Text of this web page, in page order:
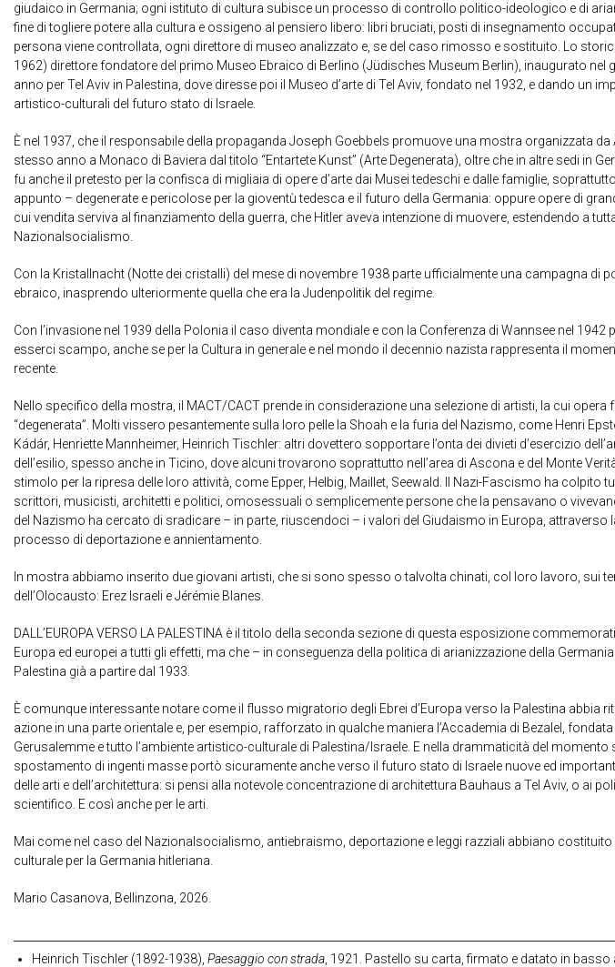
giudaico in Germania; ogni istituto di cultura subisce un processo di controllo politico-ideologico e di
fine di togliere potere alla cultura e ossigeno al pensiero libero: libri bruciati, posti di insegnamento
persona viene controllata, ogni direttore di museo analizzato e, se del caso rimosso e sostituito. Lo
1962) direttore fondatore del primo Museo Ebraico di Berlino (Jüdisches Museum Berlin), inaugurato nel
anno per Tel Aviv in Palestina, dove diresse poi il Museo d’arte di Tel Aviv, fondato nel 1932, e dando un
artistico-culturali del futuro stato di Israele.
È nel 1937, che il responsabile della propaganda Joseph Goebbels promuove una mostra organizzata da
stesso anno a Monaco di Baviera dal titolo “Entartete Kunst” (Arte Degenerata), oltre che in altre sedi in
fu anche il pretesto per la confisca di migliaia di opere d’arte dai Musei tedeschi e dalle famiglie,
appunto – degenerate e pericolose per la gioventù tedesca e il futuro della Germania: oppure opere di
cui vendita serviva al finanziamento della guerra, che Hitler aveva intenzione di muovere, estendendo a
Nazionalsocialismo.
Con la Kristallnacht (Notte dei cristalli) del mese di novembre 1938 parte ufficialmente una campagna di
ebraico, inasprendo ulteriormente quella che era la Judenpolitik del regime.
Con l’invasione nel 1939 della Polonia il caso diventa mondiale e con la Conferenza di Wannsee nel 1942
esserci scampo, anche se per la Cultura in generale e nel mondo il decennio nazista rappresenta il
recente.
Nello specifico della mostra, il MACT/CACT prende in considerazione una selezione di artisti, la cui
“degenerata”. Molti vissero pesantemente sulla loro pelle la Shoah e la furia del Nazismo, come Henri
Kádár, Henriette Mannheimer, Heinrich Tischler: altri dovettero sopportare l’onta dei divieti d’esercizio
dell’esilio, spesso anche in Ticino, dove alcuni trovarono soprattutto nell’area di Ascona e del Monte
stimolo per la ripresa delle loro attività, come Epper, Helbig, Maillet, Seewald. Il Nazi-Fascismo ha colpito
scrittori, musicisti, architetti e politici, omosessuali o semplicemente persone che la pensavano o
del Nazismo ha cercato di sradicare – in parte, riuscendoci – i valori del Giudaismo in Europa, attraverso
processo di deportazione e annientamento.
In mostra abbiamo inserito due giovani artisti, che si sono spesso o talvolta chinati, col loro lavoro, sui
dell’Olocausto: Erez Israeli e Jérémie Blanes.
DALL’EUROPA VERSO LA PALESTINA è il titolo della seconda sezione di questa esposizione
Europa ed europei a tutti gli effetti, ma che – in conseguenza della politica di arianizzazione della
Palestina già a partire dal 1933.
È comunque interessante notare come il flusso migratorio degli Ebrei d’Europa verso la Palestina abbia
azione in una parte orientale e, per esempio, rafforzato in qualche maniera l’Accademia di Bezalel,
Gerusalemme e tutto l’ambiente artistico-culturale di Palestina/Israele. E nella drammaticità del
spostamento di ingenti masse portò sicuramente anche verso il futuro stato di Israele nuove ed
delle arti e dell’architettura: si pensi alla notevole concentrazione di architettura Bauhaus a Tel Aviv, o ai
scientifico. E così anche per le arti.
Mai come nel caso del Nazionalsocialismo, antiebraismo, deportazione e leggi razziali abbiano
culturale per la Germania hitleriana.
Mario Casanova, Bellinzona, 2026.
Heinrich Tischler (1892-1938), Paesaggio con strada , 1921. Pastello su carta, firmato e datato in